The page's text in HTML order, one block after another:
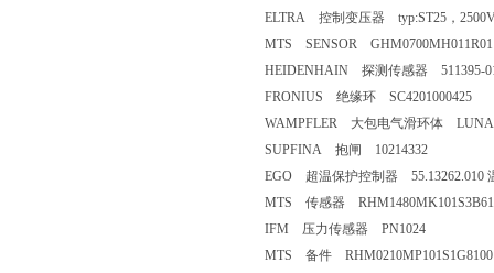
ELTRA 控制变压器 typ:ST25，
MTS SENSOR GHM0700MH011R01
HEIDENHAIN 探测传感器 511395-
FRONIUS 绝缘环 SC4201000425
WAMPFLER 大包电气滑环体
SUPFINA 抱闸 10214332
EGO 超温保护控制器 55.13262.010
MTS 传感器
IFM 压力传感器 PN1024
MTS 备件 RHM0210MP101S1G8100